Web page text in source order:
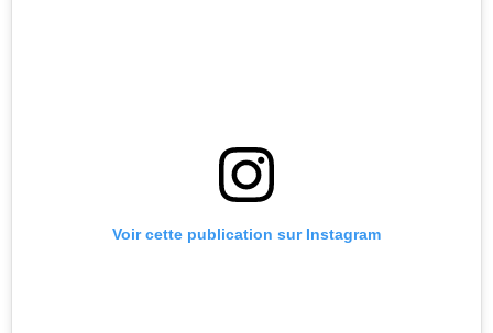
Voir cette publication sur Instagram